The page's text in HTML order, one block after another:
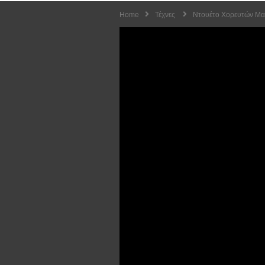
Home Τέχνες Ντουέτο Χορευτών